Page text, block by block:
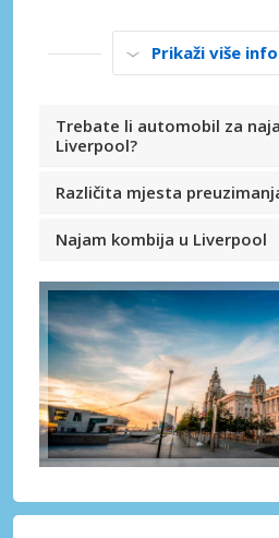
Prikaži više
Trebate li automobil za
Liverpool?
Različita mjesta
Najam kombija u Liverpool